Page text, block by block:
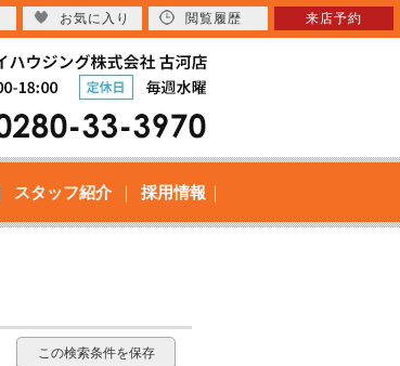
スタッフ紹介 採用情報
この検索条件を保存
お気に入り 閲覧履歴 来店予約